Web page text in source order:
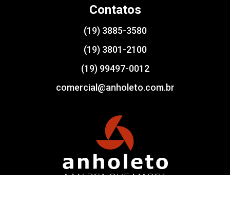
Contatos
(19) 3885-3580
(19) 3801-2100
(19) 99497-0012
comercial@anholeto.com.br